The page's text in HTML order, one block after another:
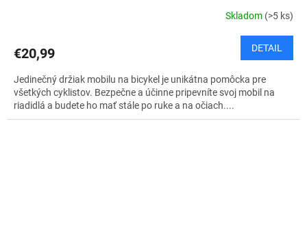
Skladom (>5 ks)
€20,99 DETAIL
Jedinečný držiak mobilu na bicykel je unikátna pomôcka pre
všetkých cyklistov. Bezpečne a účinne pripevníte svoj mobil na
riadidlá a budete ho mať stále po ruke a na očiach....